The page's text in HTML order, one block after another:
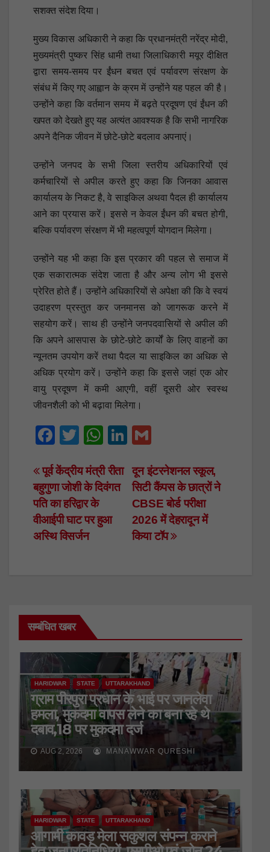
सशक्त संदेश दिया।
मुख्य विकास अधिकारी ने कहा कि प्रधानमंत्री नरेंद्र मोदी,
मुख्यमंत्री पुष्कर सिंह धामी तथा जिलाधिकारी मयूर दीक्षित
द्वारा समय-समय पर ईंधन बचत एवं पर्यावरण संरक्षण के
संबंध में किए गए आह्वान के क्रम में उन्होंने यह पहल की है।
उन्होंने कहा कि वर्तमान समय में बढ़ते प्रदूषण एवं ईंधन की
खपत को देखते हुए यह अत्यंत आवश्यक है कि सभी नागरिक
अपने दैनिक जीवन में छोटे-छोटे बदलाव अपनाएं।
उन्होंने जनपद के सभी जिला स्तरीय अधिकारियों एवं
कर्मचारियों से अपील करते हुए कहा कि जिनका आवास
कार्यालय के निकट है, वे साइकिल अथवा पैदल ही कार्यालय
आने का प्रयास करें। इससे न केवल ईंधन की बचत होगी,
बल्कि पर्यावरण संरक्षण में भी महत्वपूर्ण योगदान मिलेगा।
उन्होंने यह भी कहा कि इस प्रकार की पहल से समाज में
एक सकारात्मक संदेश जाता है और अन्य लोग भी इससे
प्रेरित होते हैं। उन्होंने अधिकारियों से अपेक्षा की कि वे स्वयं
उदाहरण प्रस्तुत कर जनमानस को जागरूक करने में
सहयोग करें। साथ ही उन्होंने जनपदवासियों से अपील की
कि अपने आसपास के छोटे-छोटे कार्यों के लिए वाहनों का
न्यूनतम उपयोग करें तथा पैदल या साइकिल का अधिक से
अधिक प्रयोग करें। उन्होंने कहा कि इससे जहां एक ओर
वायु प्रदूषण में कमी आएगी, वहीं दूसरी ओर स्वस्थ
जीवनशैली को भी बढ़ावा मिलेगा।
F
c
e
b
o
T
tt
er
W
at
s
A
Li
k
e
dI
n
ail
Post
navigation
दून इंटरनेशनल स्कूल,
सिटी कैंपस के छात्रों ने
CBSE बोर्ड परीक्षा
2026 में देहरादून में
किया टॉप
पूर्व केंद्रीय मंत्री रीता
बहुगुणा जोशी के दिवंगत
पति का हरिद्वार के
वीआईपी घाट पर हुआ
अस्थि विसर्जन
सम्बंधित खबर
HARIDWAR STATE UTTARAKHAND
ग्राम पीरपुरा प्रधान के भाई पर जानलेवा
हमला, मुकदमा वापस लेने का बना रहे थे
दबाव,18 पर मुकदमा दर्ज
AUG 2, 2026 MANAWWAR QURESHI
HARIDWAR STATE UTTARAKHAND
आगामी कावड़ मेला सकुशल संपन्न कराने